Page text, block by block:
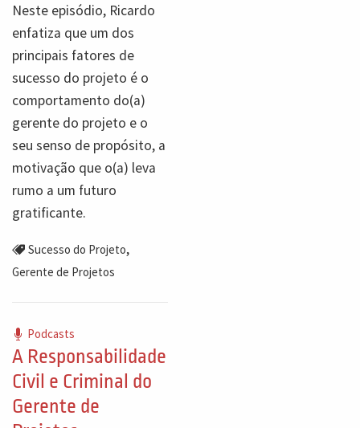
Neste episódio, Ricardo
enfatiza que um dos
principais fatores de
sucesso do projeto é o
comportamento do(a)
gerente do projeto e o
seu senso de propósito, a
motivação que o(a) leva
rumo a um futuro
gratificante.
Sucesso do Projeto,
Gerente de Projetos
Podcasts
A Responsabilidade
Civil e Criminal do
Gerente de